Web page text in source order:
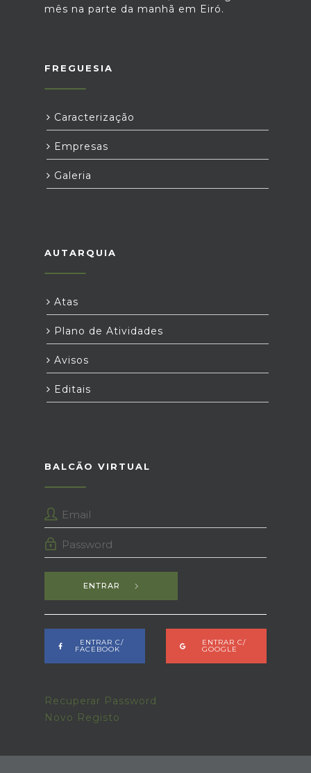
mês na parte da manhã em Eiró.
FREGUESIA
Caracterização
Empresas
Galeria
AUTARQUIA
Atas
Plano de Atividades
Avisos
Editais
BALCÃO VIRTUAL
ENTRAR
ENTRAR C/
FACEBOOK
ENTRAR C/
GOOGLE
Recuperar Password
Novo Registo